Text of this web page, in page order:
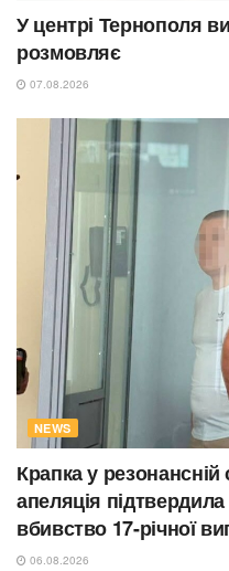
У центрі Тернополя
розмовляє
07.08.2026
NEWS
Крапка у резонансній
апеляція
вбивство 17-річної
06.08.2026